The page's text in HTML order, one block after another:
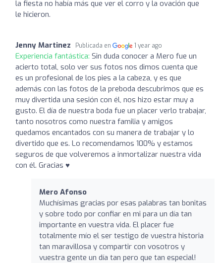
la fiesta no había más que ver el corro y la ovación que
le hicieron.
Jenny Martinez Publicada en 1 year ago
Experiencia fantástica: Sin duda conocer a Mero fue un
acierto total, solo ver sus fotos nos dimos cuenta que
es un profesional de los pies a la cabeza, y es que
además con las fotos de la preboda descubrimos que es
muy divertida una sesión con él, nos hizo estar muy a
gusto. El día de nuestra boda fue un placer verlo trabajar,
tanto nosotros como nuestra familia y amigos
quedamos encantados con su manera de trabajar y lo
divertido que es. Lo recomendamos 100% y estamos
seguros de que volveremos a inmortalizar nuestra vida
con él. Gracias ♥️
Mero Afonso
Muchísimas gracias por esas palabras tan bonitas
y sobre todo por confiar en mi para un día tan
importante en vuestra vida. El placer fue
totalmente mío el ser testigo de vuestra historia
tan maravillosa y compartir con vosotros y
vuestra gente un día tan pero que tan especial!